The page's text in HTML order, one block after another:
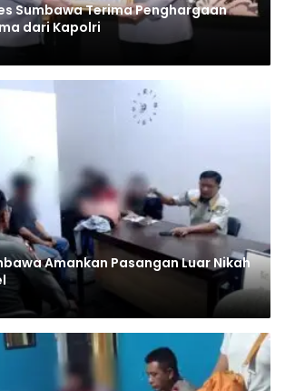
Sumbawa Terima Penghargaan
dari Kapolri
Amankan Pasangan Luar Nikah